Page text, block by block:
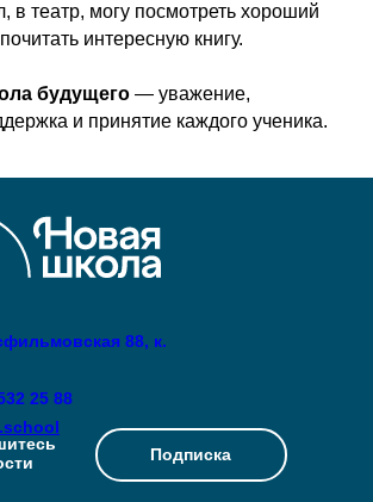
в театр, могу посмотреть хороший
интересную книгу.
будущего — уважение,
и принятие каждого ученика.
Подписка
88, к.
25 88